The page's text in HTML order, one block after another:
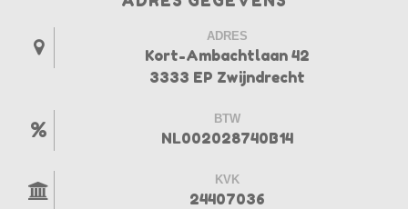
ADRES
Kort-Ambachtlaan 42
3333 EP Zwijndrecht
BTW
NL002028740B14
KVK
24407036